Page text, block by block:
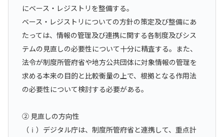
にベース・レジストリを整備する。
ベース・レジストリについての方針の策定及び整備にあ
たっては、情報の管理及び連携に関する各制度及びシス
テムの見直しの必要性について十分に精査する。また、
法令が制度所管府省や地方公共団体に対象情報の管理を
求める本来の目的と比較衡量の上で、根拠となる作用法
の必要性について検討する必要がある。
② 見直しの方向性
（ⅰ）デジタル庁は、制度所管府省と連携して、重点計